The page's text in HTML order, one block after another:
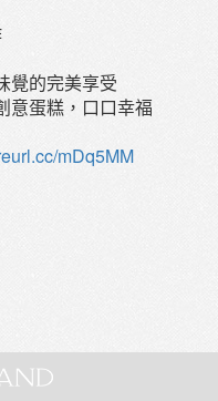
覺的完美享受
意蛋糕，口口幸福
mDq5MM